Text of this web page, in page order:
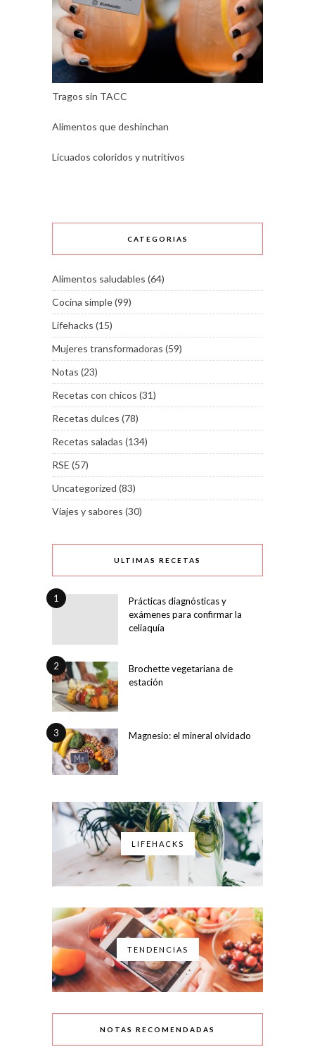
Tragos sin TACC
Alimentos que deshinchan
Licuados coloridos y nutritivos
CATEGORIAS
Alimentos saludables (64)
Cocina simple(99)
Lifehacks (15)
Mujeres transformadoras (59)
Notas (23)
Recetas con chicos (31)
Recetas dulces (78)
Recetas saladas (134)
RSE (57)
Uncategorized (83)
Viajes y sabores (30)
ULTIMAS RECETAS
1
Prácticas diagnósticas y
exámenes para confirmar la
celiaquía
2
Brochette vegetariana de
estación
3 Magnesio: el mineral olvidado
LIFEHACKS
TENDENCIAS
NOTAS RECOMENDADAS